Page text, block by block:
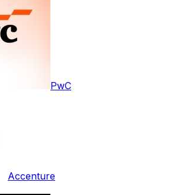
PwC
Accenture